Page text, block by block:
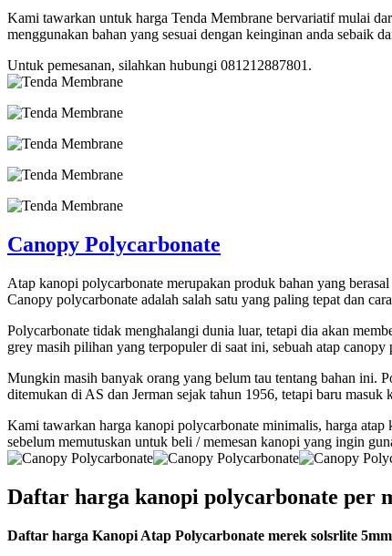
Kami tawarkan untuk harga Tenda Membrane bervariatif mulai
menggunakan bahan yang sesuai dengan keinginan anda sebaik
Untuk pemesanan, silahkan hubungi 081212887801.
Canopy Polycarbonate
Atap kanopi polycarbonate merupakan produk bahan yang
Canopy polycarbonate adalah salah satu yang paling tepat dan
Polycarbonate tidak menghalangi dunia luar, tetapi dia akan
grey masih pilihan yang terpopuler di saat ini, sebuah atap
Mungkin masih banyak orang yang belum tau tentang bahan ini.
ditemukan di AS dan Jerman sejak tahun 1956, tetapi baru masuk
Kami tawarkan harga kanopi polycarbonate minimalis, harga
sebelum memutuskan untuk beli / memesan kanopi yang ingin
Daftar harga kanopi polycarbonate per
Daftar harga Kanopi Atap Polycarbonate merek solsrlite